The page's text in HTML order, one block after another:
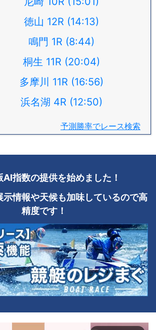
徳山 12R (14:13)
鳴門 1R (8:44)
桐生 11R (20:04)
多摩川 11R (16:56)
浜名湖 4R (12:50)
予測勝率でレース検索
AI指数の提供を始めました！
示情報や天候も加味しているので高
精度です！